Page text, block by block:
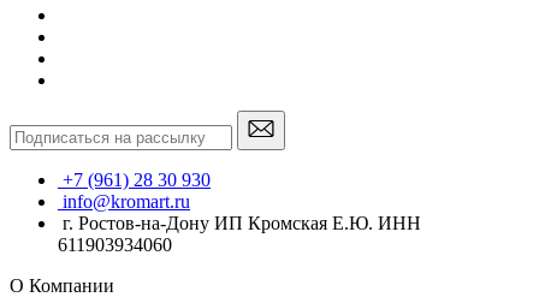
+7 (961) 28 30 930
info@kromart.ru
г. Ростов-на-Дону ИП Кромская Е.Ю. ИНН
611903934060
О Компании